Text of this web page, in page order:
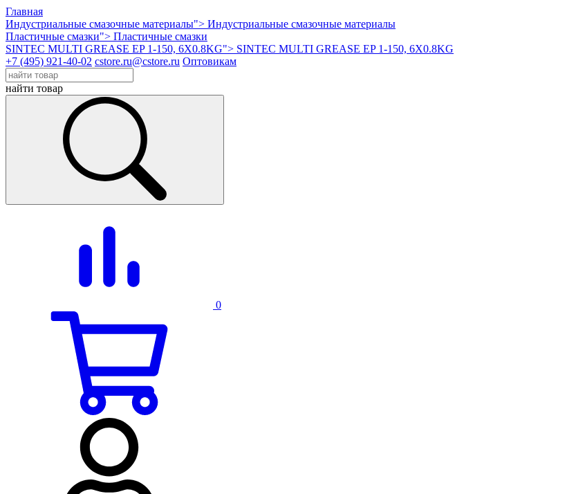
Главная
Индустриальные смазочные материалы"> Индустриальные смазочные материалы
Пластичные смазки"> Пластичные смазки
SINTEC MULTI GREASE EP 1-150, 6X0.8KG"> SINTEC MULTI GREASE EP 1-150, 6X0.8KG
+7 (495) 921-40-02 cstore.ru@cstore.ru Оптовикам
найти товар
0